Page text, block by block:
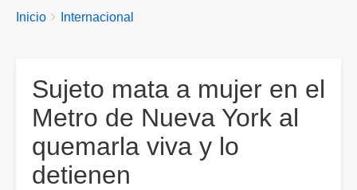
Breadcrumbs
You
Inicio Internacional
Sujeto mata a mujer en el
Metro de Nueva York al
quemarla viva y lo
detienen